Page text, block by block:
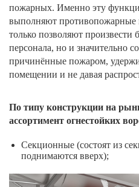
Охранно-пожарные
Турникеты барьеры
Домофония
Системы контроля
Противопожарные двери,
Промышленные
пожарных. Именно эту
выполняют противопожарные
только позволяют
персонала, но и значительно
причинённые пожаром,
помещении и не давая
По типу конструкции на
ассортимент огнестойких
Секционные (состоят из
поднимаются вверх);